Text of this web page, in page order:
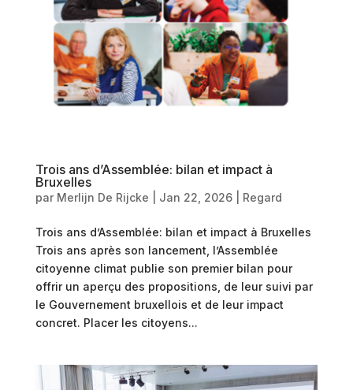
Trois ans d’Assemblée: bilan et impact à
Bruxelles
par Merlijn De Rijcke Jan 22, 2026| Regard
Trois ans d’Assemblée: bilan et impact à Bruxelles
Trois ans après son lancement, l’Assemblée
citoyenne climat publie son premier bilan pour
offrir un aperçu des propositions, de leur suivi par
le Gouvernement bruxellois et de leur impact
concret. Placer les citoyens...